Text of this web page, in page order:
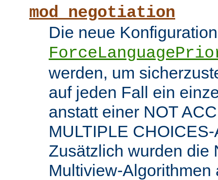
mod_negotiation
Die neue
werden, um
auf jeden Fall ein
anstatt einer NOT
MULTIPLE
Zusätzlich wurden die
Multiview-Algorithmen